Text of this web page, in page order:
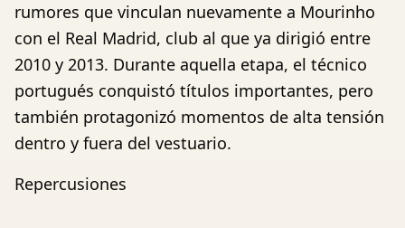
rumores que vinculan nuevamente a Mourinho
con el Real Madrid, club al que ya dirigió entre
2010 y 2013. Durante aquella etapa, el técnico
portugués conquistó títulos importantes, pero
también protagonizó momentos de alta tensión
dentro y fuera del vestuario.
Repercusiones